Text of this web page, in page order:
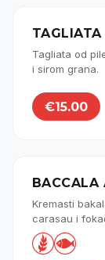
Tagliata od
i sirom grana.
€15.00
BACCALA
Kremasti
carasau i
